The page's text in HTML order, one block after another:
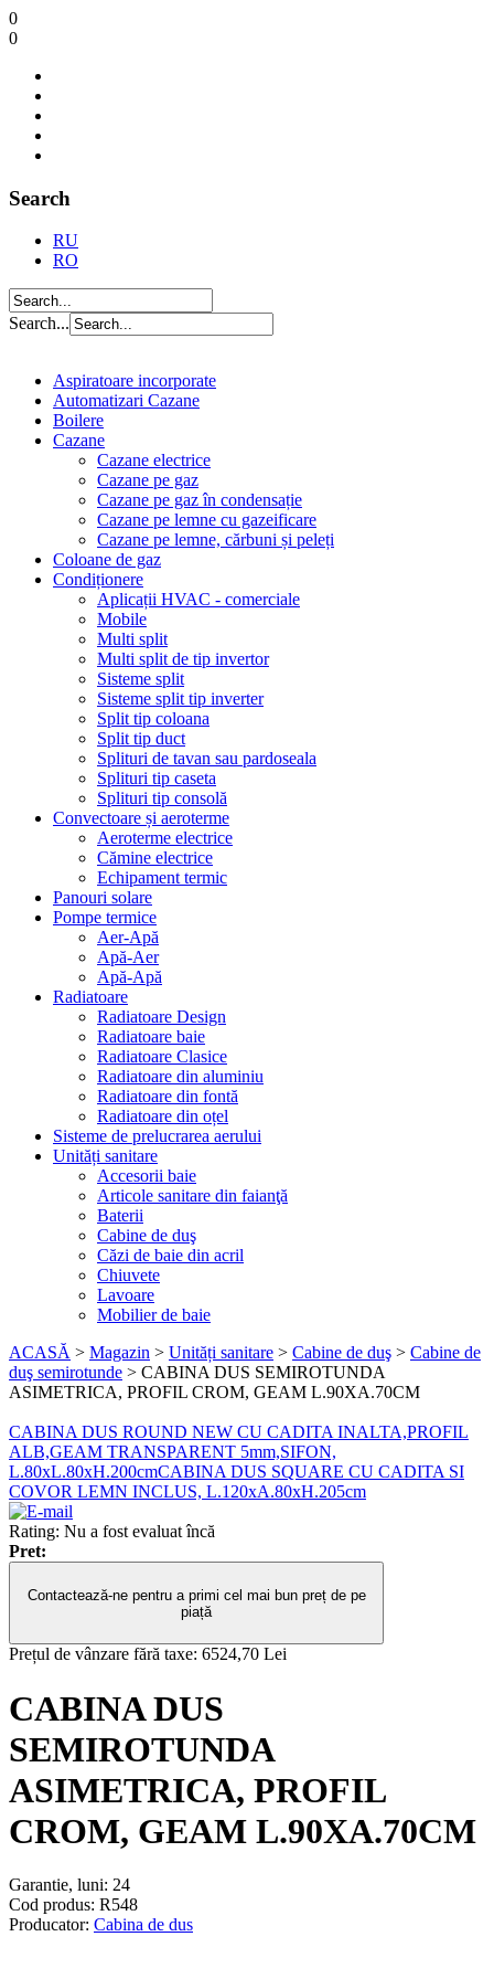
0
0
Search
RU
RO
Search...
Aspiratoare incorporate
Automatizari Cazane
Boilere
Cazane
Cazane electrice
Cazane pe gaz
Cazane pe gaz în condensație
Cazane pe lemne cu gazeificare
Cazane pe lemne, cărbuni și peleți
Coloane de gaz
Condiționere
Aplicații HVAC - comerciale
Mobile
Multi split
Multi split de tip invertor
Sisteme split
Sisteme split tip inverter
Split tip coloana
Split tip duct
Splituri de tavan sau pardoseala
Splituri tip caseta
Splituri tip consolă
Convectoare și aeroterme
Aeroterme electrice
Cămine electrice
Echipament termic
Panouri solare
Pompe termice
Aer-Apă
Apă-Aer
Apă-Apă
Radiatoare
Radiatoare Design
Radiatoare baie
Radiatoare Clasice
Radiatoare din aluminiu
Radiatoare din fontă
Radiatoare din oțel
Sisteme de prelucrarea aerului
Unități sanitare
Accesorii baie
Articole sanitare din faianţă
Baterii
Cabine de duş
Căzi de baie din acril
Chiuvete
Lavoare
Mobilier de baie
ACASĂ > Magazin > Unități sanitare > Cabine de duş > Cabine de
duş semirotunde > CABINA DUS SEMIROTUNDA
ASIMETRICA, PROFIL CROM, GEAM L.90XA.70CM
CABINA DUS ROUND NEW CU CADITA INALTA,PROFIL
ALB,GEAM TRANSPARENT 5mm,SIFON,
L.80xL.80xH.200cmCABINA DUS SQUARE CU CADITA SI
COVOR LEMN INCLUS, L.120xA.80xH.205cm
Rating: Nu a fost evaluat încă
Pret:
Contactează-ne pentru a primi cel mai bun preț de pe
piață
Prețul de vânzare fără taxe: 6524,70 Lei
CABINA DUS
SEMIROTUNDA
ASIMETRICA, PROFIL
CROM, GEAM L.90XA.70CM
Garantie, luni: 24
Cod produs: R548
Producator: Cabina de dus